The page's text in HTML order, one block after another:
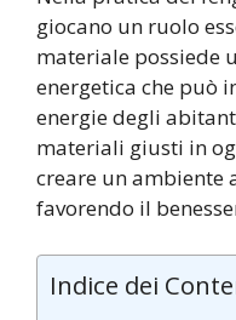
giocano un ruolo
materiale possiede
energetica che può
energie degli
materiali giusti in
creare un ambiente
favorendo il
Indice dei